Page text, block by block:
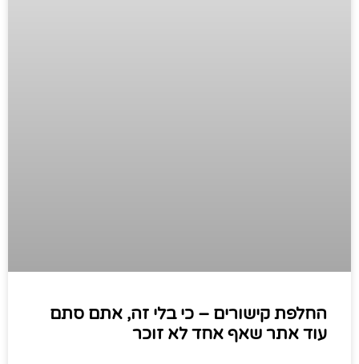
החלפת קישורים – כי בלי זה, אתם סתם
עוד אתר שאף אחד לא זוכר